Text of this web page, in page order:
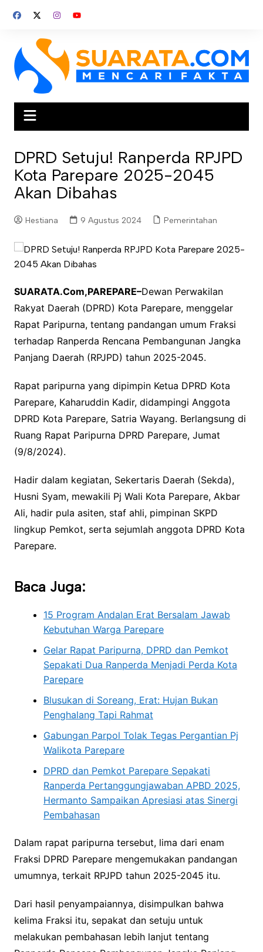
DPRD Setuju! Ranperda RPJPD
Kota Parepare 2025-2045
Akan Dibahas
Hestiana 9 Agustus 2024 Pemerintahan
SUARATA.Com,PAREPARE–Dewan Perwakilan
Rakyat Daerah (DPRD) Kota Parepare, menggelar
Rapat Paripurna, tentang pandangan umum Fraksi
terhadap Ranperda Rencana Pembangunan Jangka
Panjang Daerah (RPJPD) tahun 2025-2045.
Rapat paripurna yang dipimpin Ketua DPRD Kota
Parepare, Kaharuddin Kadir, didampingi Anggota
DPRD Kota Parepare, Satria Wayang. Berlangsung di
Ruang Rapat Paripurna DPRD Parepare, Jumat
(9/8/2024).
Hadir dalam kegiatan, Sekertaris Daerah (Sekda),
Husni Syam, mewakili Pj Wali Kota Parepare, Akbar
Ali, hadir pula asiten, staf ahli, pimpinan SKPD
lingkup Pemkot, serta sejumlah anggota DPRD Kota
Parepare.
Baca Juga:
15 Program Andalan Erat Bersalam Jawab
Kebutuhan Warga Parepare
Gelar Rapat Paripurna, DPRD dan Pemkot
Sepakati Dua Ranperda Menjadi Perda Kota
Parepare
Blusukan di Soreang, Erat: Hujan Bukan
Penghalang Tapi Rahmat
Gabungan Parpol Tolak Tegas Pergantian Pj
Walikota Parepare
DPRD dan Pemkot Parepare Sepakati
Ranperda Pertanggungjawaban APBD 2025,
Hermanto Sampaikan Apresiasi atas Sinergi
Pembahasan
Dalam rapat paripurna tersebut, lima dari enam
Fraksi DPRD Parepare mengemukakan pandangan
umumnya, terkait RPJPD tahun 2025-2045 itu.
Dari hasil penyampaiannya, disimpulkan bahwa
kelima Fraksi itu, sepakat dan setuju untuk
melakukan pembahasan lebih lanjut tentang